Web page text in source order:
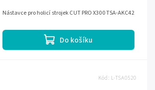
Do košíku
Nástavce pro holicí strojek CUT PRO X300 TSA-AKC42
Kód: L-TSA0520